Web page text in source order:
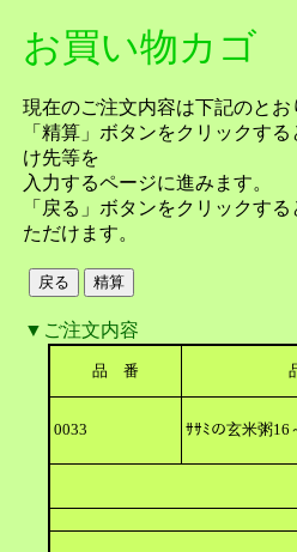
お買い物カゴ
現在のご注文内容は下記のとお
「精算」ボタンをクリックす
け先等を
入力するページに進みます。
「戻る」ボタンをクリックす
ただけます。
▼ご注文内容
品 番
0033 ｻｻﾐの玄米粥16